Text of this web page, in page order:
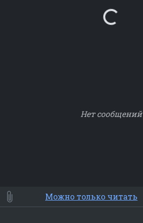
Loading...
Нет сообщений
⭐ Мои Smile
Смайлики
Люди Животные Еда
Можно только читать